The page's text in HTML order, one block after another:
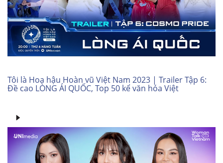
Tôi là Hoa hậu Hoàn vũ Việt Nam 2023 | Trailer Tập 6:
Đề cao LÒNG ÁI QUỐC, Top 50 kể văn hóa Việt